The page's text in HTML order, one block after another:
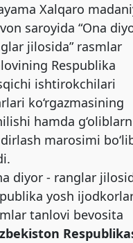
Xalqaro
saroyida “Ona
jilosida” rasmlar
Respublika
ishtirokchilari
ko‘rgazmasining
hamda
marosimi
diyor - ranglar
yosh
tanlovi bevosita